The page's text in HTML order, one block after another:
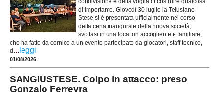
condivisione e della voglia di costruire qualcosa
di importante. Giovedì 30 luglio la Telusiano-
Stese si è presentata ufficialmente nel corso
della cena inaugurale della nuova società,
svoltasi in una location accogliente e familiare,
che ha fatto da cornice a un evento partecipato da giocatori, staff tecnico,
d ... leggi
01/08/2026
SANGIUSTESE. Colpo in attacco: preso
Gonzalo Ferreyra